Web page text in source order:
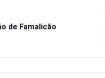
de Famalicão